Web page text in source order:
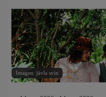
Imagen: jävla svin